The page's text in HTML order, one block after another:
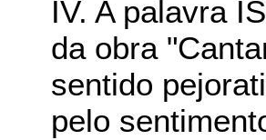
IV. A palavra
da obra
sentido
pelo